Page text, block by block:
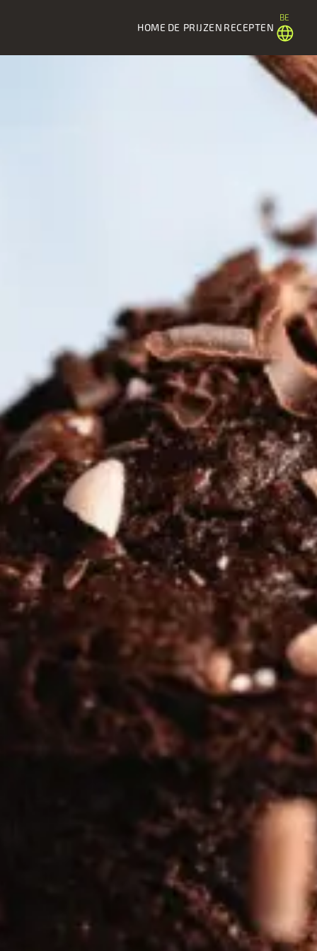
HOME DE PRIJZEN RECEPTEN
BE